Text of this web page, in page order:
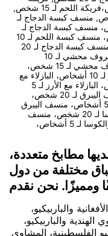
دجاج لـ 5 أشخاص, لحم الفريكة لـ 10 أشخاص،فريكة اللحم لـ 15 شخص,
لـ 20 شخص , فريكة لـ 5 أشخاص, منسف كبسة الدجاج لـ
كبسة الدجاج لـ 15 شخص، منسف كبسة الدجاج لـ
20 شخص، منسف كبسة الدجاج لـ 5 أشخاص، منسف كبسة اللحم لـ 10
أشخاص، منسف كبسة الدجاج لـ 15 شخصًا، منسف كبسة الدجاج لـ 20
شخص، منسف كبسة الدجاج لـ 5 أشخاص، خروف محشي لـ 10
أشخاص، خروف محشي لـ 20 شخص، خروف محشي لـ 15 شخص،
خروف محشي لـ 5 أشخاص، البازلاء مع الأرز لـ 10 أشخاص، البازلاء مع
الأرز لـ 20 شخص، بازلاء مع الأرز لـ 15 شخص، البازلاء مع الأرز لـ 5
أشخاص، منسف اليبرق لـ 10 أشخاص، منسف اليبرق لـ 20 شخص،
منسف اليبرق لـ 15 شخص، منسف اليبرق لـ 5 أشخاص، منسف اليبرق
والكوسا لـ 10 أشخاص، منسف اليبرق والكوسا لـ 20 شخص، منسف
اليبرق والكوسا لـ 15 شخص، منسف اليبرق والكوسا لـ 5 أشخاص،
مطابخ متعددة،
مختلفة من دول
ومميزًا. نحن نقدم
والباربيكيو،
الهندية والباربيكيو،
الفلسطينية، المشاوي